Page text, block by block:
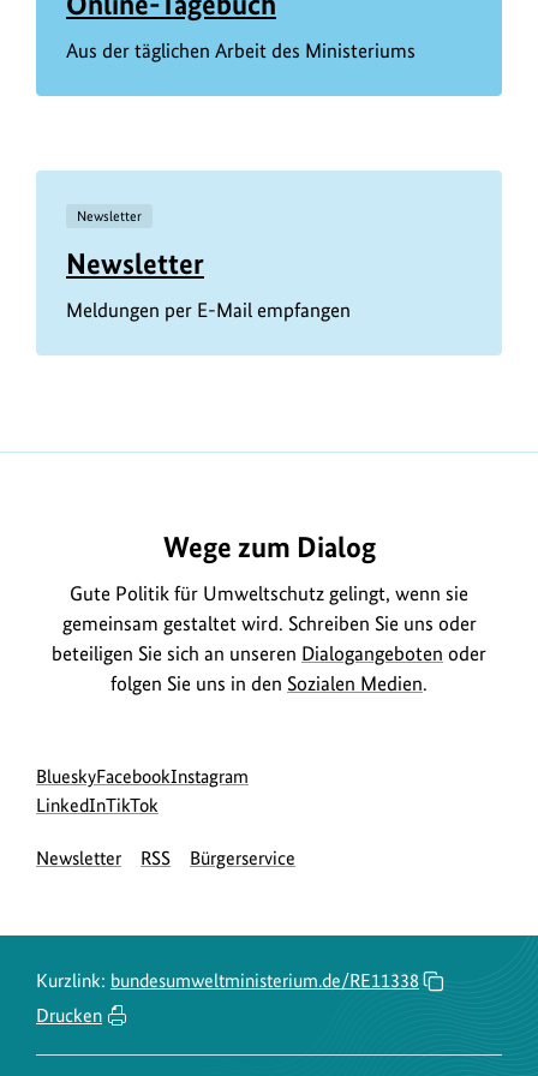
Aus der täglichen Arbeit des Ministeriums
Newsletter
Newsletter
Meldungen per E-Mail empfangen
Wege zum Dialog
Gute Politik für Umweltschutz gelingt, wenn sie
gemeinsam gestaltet wird. Schreiben Sie uns oder
beteiligen Sie sich an unseren Dialogangeboten oder
folgen Sie uns in den Sozialen Medien.
Social
Media
Blueskyzur
Bluesky-
des
Facebookzur
des
Instagram
des
LinkedInzur
Seite
zur
Seite
TikTok
Newsletter RSS Bürgerservice
Kurzlink: bundesumweltministerium.de/RE11338
Drucken